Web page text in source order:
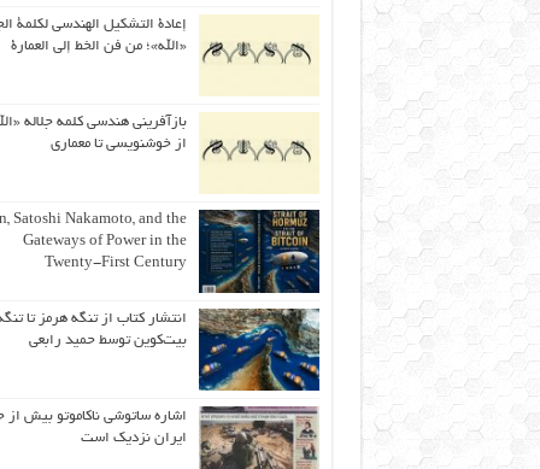
إعادة التشكيل الهندسي لكلمة
«الله»؛ من فن الخط إلى العمارة
بازآفرینی هندسی کلمه جلاله
از خوشنویسی تا معماری
Satoshi Nakamoto, and the
Gateways of Power in the
Twenty-First Century
انتشار کتاب از تنگه هرمز تا
بیت‌کوین توسط حمید رابعی
اشاره ساتوشی ناکاموتو بیش از
ایران نزدیک است